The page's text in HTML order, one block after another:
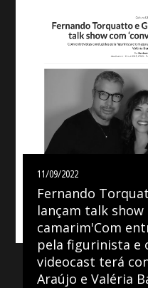
11/09/2022
Fernando
lançam talk show
camarim'Com
pela figurinista e
videocast terá
Araújo e Valéria